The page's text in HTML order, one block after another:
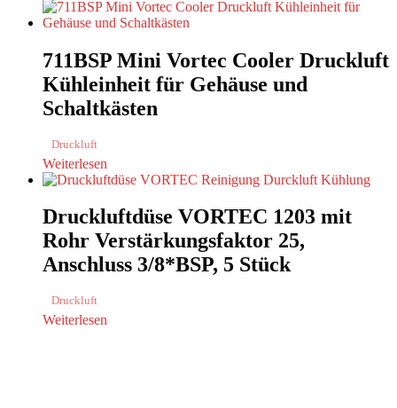
711BSP Mini Vortec Cooler Druckluft
Kühleinheit für Gehäuse und
Schaltkästen
Druckluft
Weiterlesen
Druckluftdüse VORTEC 1203 mit
Rohr Verstärkungsfaktor 25,
Anschluss 3/8*BSP, 5 Stück
Druckluft
Weiterlesen